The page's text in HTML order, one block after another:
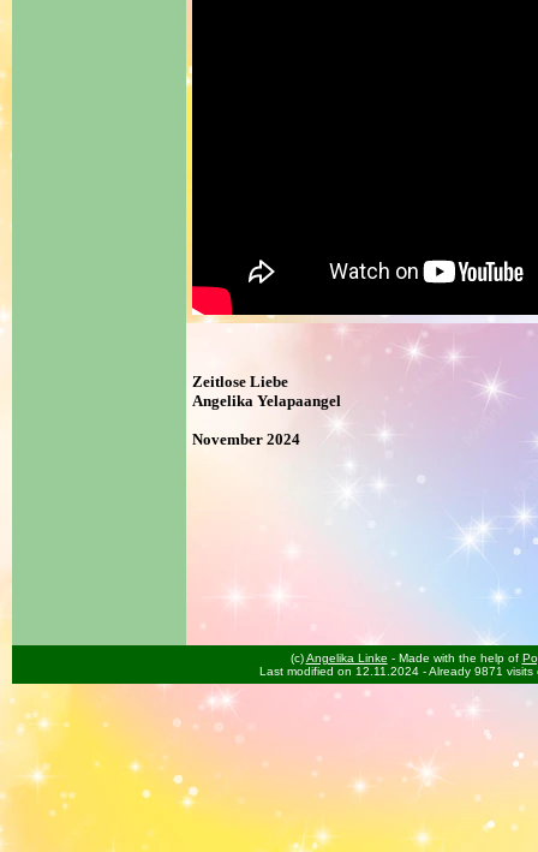
Zeitlose Liebe
Angelika Yelapaangel
November 2024
(c)Angelika Linke - Made with the help of
Last modified on 12.11.2024 - Already 9871